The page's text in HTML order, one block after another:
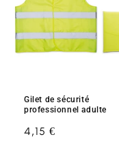
Gilet de sécurité
professionnel adulte
Prix
4,15 €